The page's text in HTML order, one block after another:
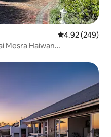
Penarafan
4.92 (249)